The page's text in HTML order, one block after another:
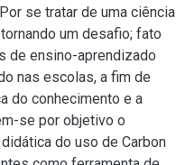
se tratar de uma ciência
um desafio; fato
de ensino-aprendizado
nas escolas, a fim de
do conhecimento e a
se por objetivo o
do uso de Carbon